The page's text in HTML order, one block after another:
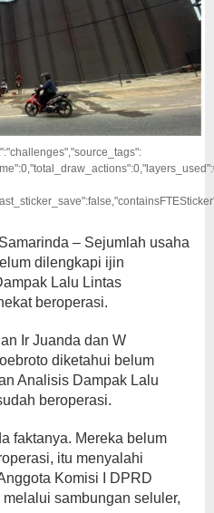
– Sejumlah usaha
dilengkapi ijin
Lalu Lintas
beroperasi.
Ir Juanda dan W
diketahui belum
Analisis Dampak Lalu
beroperasi.
faktanya. Mereka belum
itu menyalahi
Komisi I DPRD
sambungan seluler,